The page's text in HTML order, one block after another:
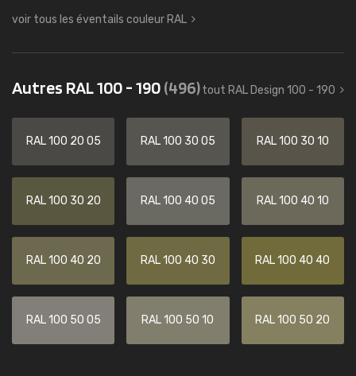
voir tous les éventails couleur RAL
Autres RAL 100 - 190(496)tout RAL Design 100 - 190
RAL 100 20 05 RAL 100 30 05 RAL 100 30 10
RAL 100 30 20 RAL 100 40 05 RAL 100 40 10
RAL 100 40 20 RAL 100 40 30 RAL 100 40 40
RAL 100 50 05 RAL 100 50 10 RAL 100 50 20